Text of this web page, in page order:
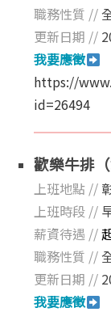
職務性質 //
更新日期 //
我要應徵
https://
id=26494
歡樂牛排
上班地點 //
上班時段 //
薪資待遇 //
職務性質 //
更新日期 //
我要應徵